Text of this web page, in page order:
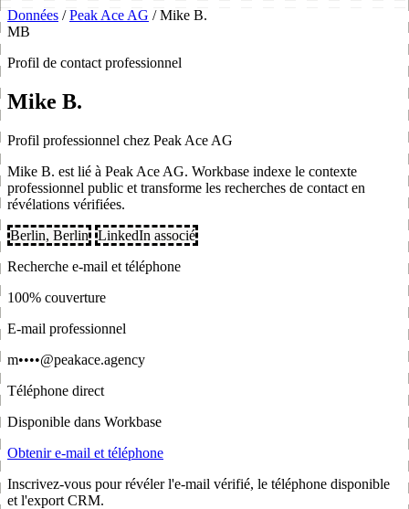
Données / Peak Ace AG / Mike B.
MB
Profil de contact professionnel
Mike B.
Profil professionnel chez Peak Ace AG
Mike B. est lié à Peak Ace AG. Workbase indexe le contexte
professionnel public et transforme les recherches de contact en
révélations vérifiées.
Berlin, Berlin
LinkedIn associé
Recherche e-mail et téléphone
100% couverture
E-mail professionnel
m••••@peakace.agency
Téléphone direct
Disponible dans Workbase
Obtenir e-mail et téléphone
Inscrivez-vous pour révéler l'e-mail vérifié, le téléphone disponible
et l'export CRM.